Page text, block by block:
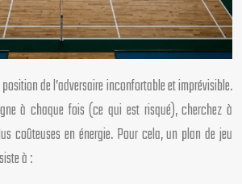
de l’adversaire inconfortable et imprévisible.
à chaque fois (ce qui est risqué), cherchez à
coûteuses en énergie. Pour cela, un plan de jeu
à :